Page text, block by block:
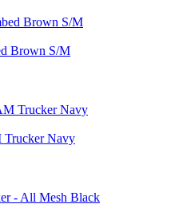
Brown S/M
Navy